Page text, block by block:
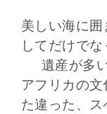
美しい海に
してだけで
遺産が多
アフリカの
た違った、